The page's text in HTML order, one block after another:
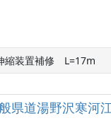
縮装置補修　L=17m
県道湯野沢寒河